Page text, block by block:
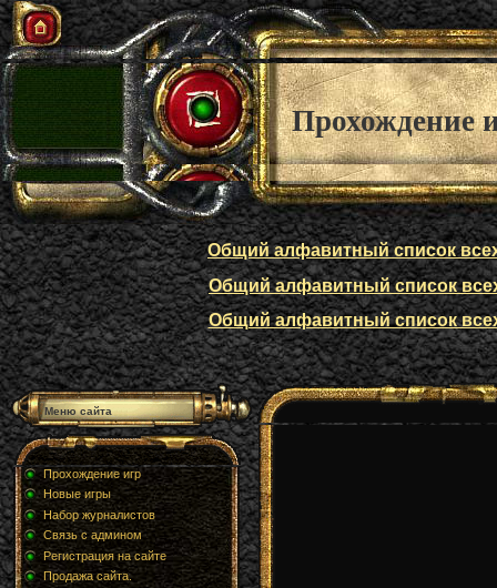
Прохождение
Общий алфавитный список
Общий алфавитный список
Общий алфавитный список
Меню сайта
Прохождение игр
Новые игры
Набор журналистов
Связь с админом
Регистрация на сайте
Продажа сайта.